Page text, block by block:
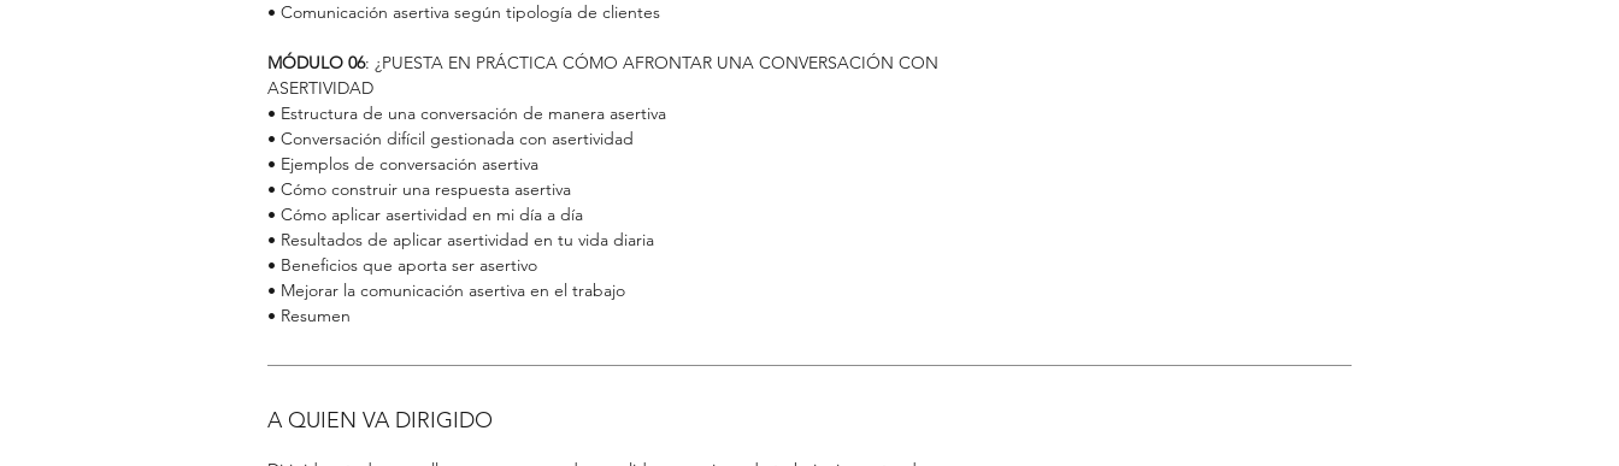
• Comunicación asertiva según tipología de clientes
MÓDULO 06: ¿PUESTA EN PRÁCTICA CÓMO AFRONTAR UNA CONVERSACIÓN CON
ASERTIVIDAD
• Estructura de una conversación de manera asertiva
• Conversación difícil gestionada con asertividad
• Ejemplos de conversación asertiva
• Cómo construir una respuesta asertiva
• Cómo aplicar asertividad en mi día a día
• Resultados de aplicar asertividad en tu vida diaria
• Beneficios que aporta ser asertivo
• Mejorar la comunicación asertiva en el trabajo
• Resumen
A QUIEN VA DIRIGIDO